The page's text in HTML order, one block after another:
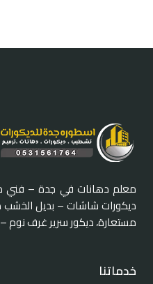
معلم دهانات في جدة – فني
ديكورات شاشات – بديل
مستعارة، ديكور سرير غرف نوم
خدماتنا